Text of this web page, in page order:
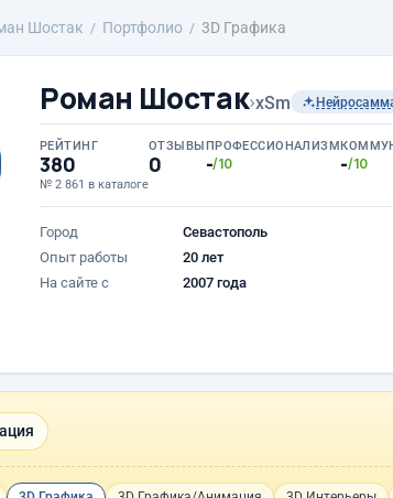
Шостак Портфолио 3D Графика
Роман Шостак›xSm
РЕЙТИНГ
380
№ 2 861 в каталоге
ОТЗЫВЫ
0
ПРОФЕССИОНАЛИЗМ
-/10 -/10
Город
Севастополь
Опыт работы
20 лет
На сайте с
2007 года